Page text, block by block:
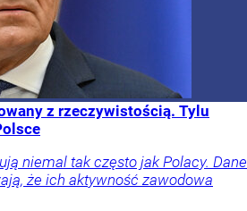
z rzeczywistością. Tylu
niemal tak często jak Polacy. Dane
że ich aktywność zawodowa